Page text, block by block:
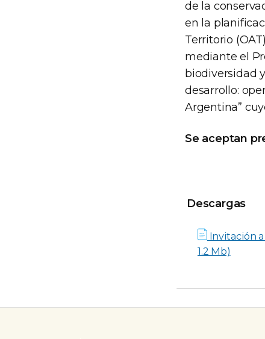
de la
en la
Territorio
mediante el
biodiversidad
desarrollo:
Argentina”
Se aceptan
Descargas
Descargas
Invitación
1.2 Mb)